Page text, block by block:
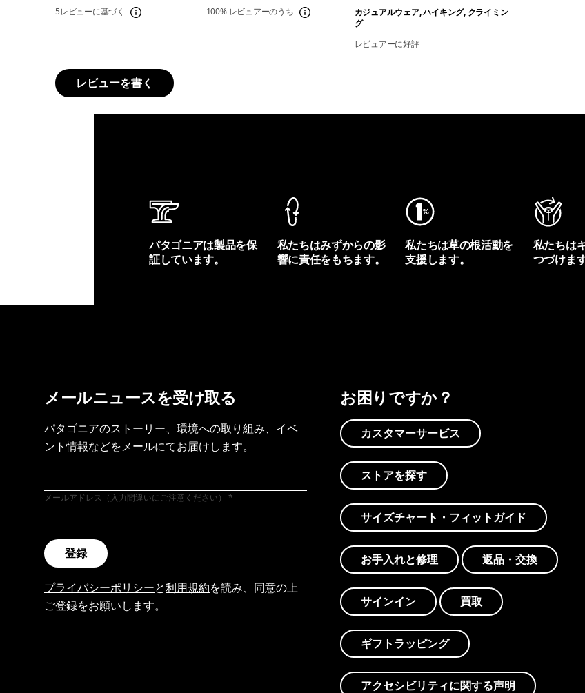
5レビューに基づく 100% レビュアーのうち
カジュアルウェア, ハイキング, クライミン
グ
レビュアーに好評
レビューを書く
パタゴニアは製品を保
証しています。
私たちはみずからの影
響に責任をもちます。
私たちは草の根活動を
支援します。
私たちは
つづけます
メールニュースを受け取る
パタゴニアのストーリー、環境への取り組み、イベ
ント情報などをメールにてお届けします。
メールアドレス（入力間違いにご注意ください）
登録
プライバシーポリシーと利用規約を読み、同意の上
ご登録をお願いします。
お困りですか？
カスタマーサービス
ストアを探す
サイズチャート・フィットガイド
お手入れと修理 返品・交換
サインイン 買取
ギフトラッピング
アクセシビリティに関する声明